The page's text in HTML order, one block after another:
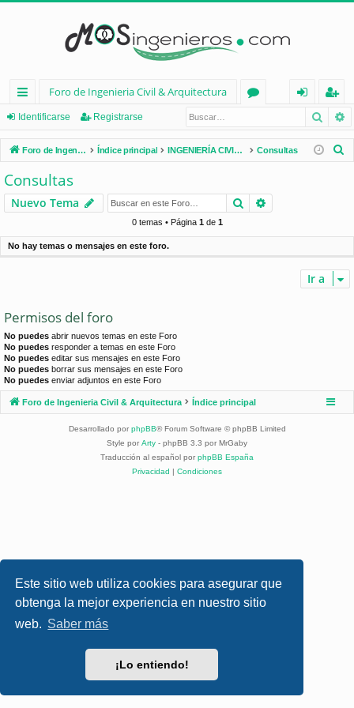
Este sitio web utiliza cookies para asegurar que
obtenga la mejor experiencia en nuestro sitio
web. Saber más
¡Lo entiendo!
nl
ac
es
rá
pi
d
Foro de Ingenieria Civil & Arquitectura
os
nt
ifi
e
eg
ist
ra
Identificarse Registrarse
Foro de Ingenieria Civil & Arquitectura Índice principal INGENIERÍA CIVIL (España) Consultas
r
Consultas
Nuevo Tema Buscar
0 temas • Página 1de 1
No hay temas o mensajes en este foro.
Ir a
Permisos del foro
No puedes abrir nuevos temas en este Foro
No puedes responder a temas en este Foro
No puedes editar sus mensajes en este Foro
No puedes borrar sus mensajes en este Foro
No puedes enviar adjuntos en este Foro
Foro de Ingenieria Civil & Arquitectura Índice principal
Desarrollado por phpBB® Forum Software © phpBB Limited
Style por Arty - phpBB 3.3 por MrGaby
Traducción al español por phpBB España
Privacidad | Condiciones